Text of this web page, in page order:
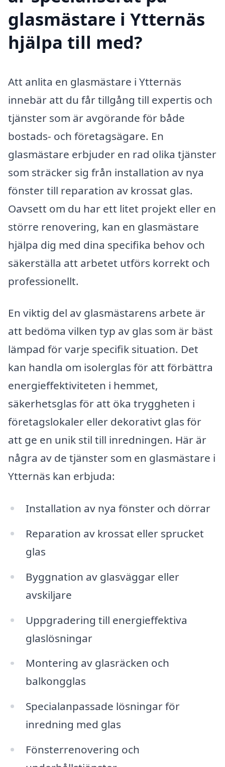
glasmästare i Ytternäs
hjälpa till med?
Att anlita en glasmästare i Ytternäs
innebär att du får tillgång till expertis och
tjänster som är avgörande för både
bostads- och företagsägare. En
glasmästare erbjuder en rad olika tjänster
som sträcker sig från installation av nya
fönster till reparation av krossat glas.
Oavsett om du har ett litet projekt eller en
större renovering, kan en glasmästare
hjälpa dig med dina specifika behov och
säkerställa att arbetet utförs korrekt och
professionellt.
En viktig del av glasmästarens arbete är
att bedöma vilken typ av glas som är bäst
lämpad för varje specifik situation. Det
kan handla om isolerglas för att förbättra
energieffektiviteten i hemmet,
säkerhetsglas för att öka tryggheten i
företagslokaler eller dekorativt glas för
att ge en unik stil till inredningen. Här är
några av de tjänster som en glasmästare i
Ytternäs kan erbjuda:
Installation av nya fönster och dörrar
Reparation av krossat eller sprucket
glas
Byggnation av glasväggar eller
avskiljare
Uppgradering till energieffektiva
glaslösningar
Montering av glasräcken och
balkongglas
Specialanpassade lösningar för
inredning med glas
Fönsterrenovering och